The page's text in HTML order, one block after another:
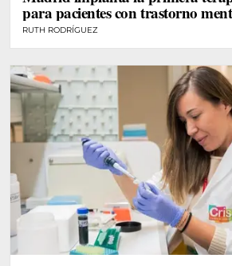
para pacientes con trastorno
RUTH RODRÍGUEZ